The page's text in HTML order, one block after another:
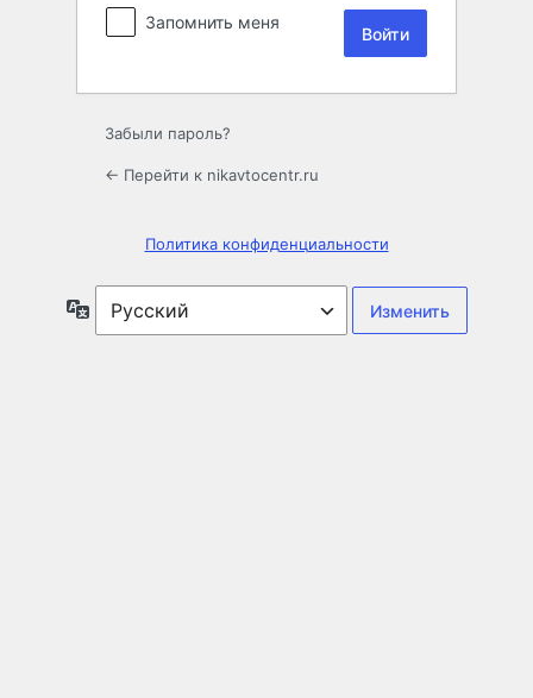
Запомнить меня
Забыли пароль?
← Перейти к nikavtocentr.ru
Политика конфиденциальности
Язык